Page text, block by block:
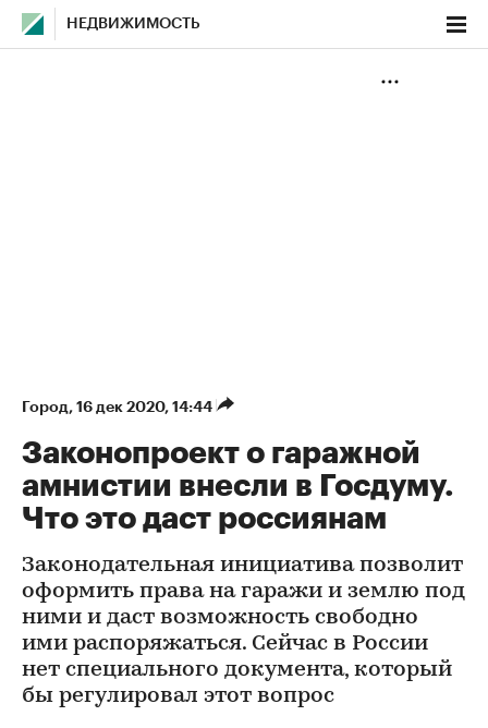
НЕДВИЖИМОСТЬ
Город⁠, 16 дек 2020, 14:44
Законопроект о гаражной
амнистии внесли в Госдуму.
Что это даст россиянам
Законодательная инициатива позволит
оформить права на гаражи и землю под
ними и даст возможность свободно
ими распоряжаться. Сейчас в России
нет специального документа, который
бы регулировал этот вопрос